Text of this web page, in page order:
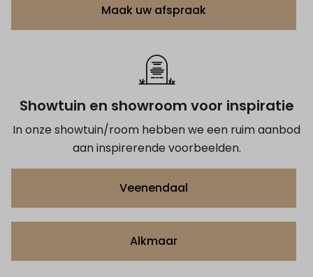
Maak uw afspraak
Showtuin en showroom voor inspiratie
In onze showtuin/room hebben we een ruim aanbod
aan inspirerende voorbeelden.
Veenendaal
Alkmaar